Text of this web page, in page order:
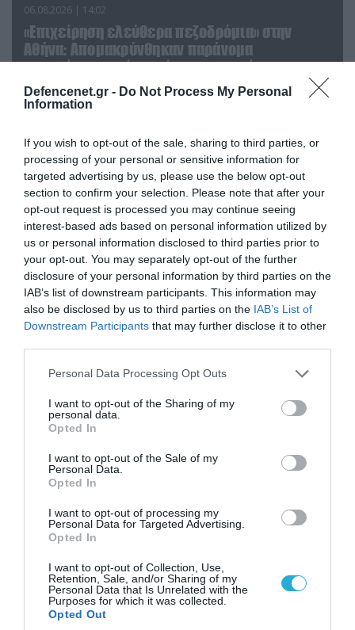
Defencenet.gr - Do Not Process My Personal
Information
If you wish to opt-out of the sale, sharing to third parties, or
processing of your personal or sensitive information for
targeted advertising by us, please use the below opt-out
section to confirm your selection. Please note that after your
opt-out request is processed you may continue seeing
interest-based ads based on personal information utilized by
us or personal information disclosed to third parties prior to
your opt-out. You may separately opt-out of the further
disclosure of your personal information by third parties on the
IAB’s list of downstream participants. This information may
also be disclosed by us to third parties on the IAB’s List of
Downstream Participants that may further disclose it to other
Please note that this website/app uses one or more Google
not limited to your visit or usage behaviour. You may click to
grant or deny consent to Google and its third-party tags to
use your data for below specified purposes in below Google
consent section.
Personal Data Processing Opt Outs
I want to opt-out of the Sharing of my
personal data.
Opted In
I want to opt-out of the Sale of my
Personal Data.
Opted In
I want to opt-out of processing my
Personal Data for Targeted Advertising.
Opted In
I want to opt-out of Collection, Use,
Retention, Sale, and/or Sharing of my
Personal Data that Is Unrelated with the
Purposes for which it was collected.
Opted Out
06.08.2026 | 14:02
«Επιχείρηση ελεύθερα πεζοδρόμια» στην
Αθήνα: Απομακρύνθηκαν παράνομα
αντικείμενα από κοινόχρηστους χώρους
06.08.2026 | 09:03
«Οι εντελώς αθώοι»: Η ανάρτηση του Αρκά για
τα ζώα που χάθηκαν στις πυρκαγιές της
Αττικής (φωτο)
04.08.2026 | 15:02
Αυτή την ώρα το τελευταίο «αντίο» στον πρώην
υπουργό Ι.Βαρβιτσιώτη (φωτο)